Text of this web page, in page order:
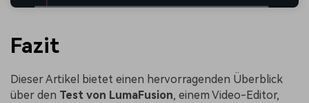
Fazit
Dieser Artikel bietet einen hervorragenden Überblick
über den Test von LumaFusion, einem Video-Editor,